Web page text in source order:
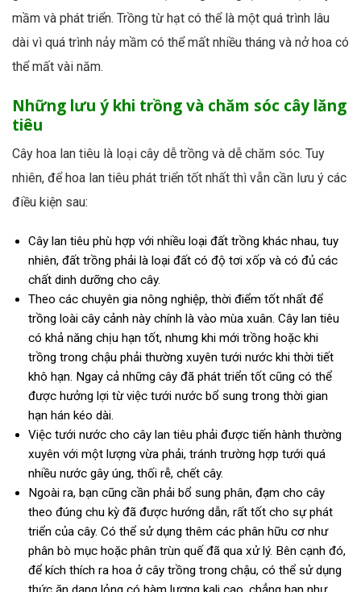
mầm và phát triển. Trồng từ hạt có thể là một quá trình lâu
dài vì quá trình nảy mầm có thể mất nhiều tháng và nở hoa có
thể mất vài năm.
Những lưu ý khi trồng và chăm sóc cây lăng
tiêu
Cây hoa lan tiêu là loại cây dễ trồng và dễ chăm sóc. Tuy
nhiên, để hoa lan tiêu phát triển tốt nhất thì vẫn cần lưu ý các
điều kiện sau:
Cây lan tiêu phù hợp với nhiều loại đất trồng khác nhau, tuy
nhiên, đất trồng phải là loại đất có độ tơi xốp và có đủ các
chất dinh dưỡng cho cây.
Theo các chuyên gia nông nghiệp, thời điểm tốt nhất để
trồng loài cây cảnh này chính là vào mùa xuân. Cây lan tiêu
có khả năng chịu hạn tốt, nhưng khi mới trồng hoặc khi
trồng trong chậu phải thường xuyên tưới nước khi thời tiết
khô hạn. Ngay cả những cây đã phát triển tốt cũng có thể
được hưởng lợi từ việc tưới nước bổ sung trong thời gian
hạn hán kéo dài.
Việc tưới nước cho cây lan tiêu phải được tiến hành thường
xuyên với một lượng vừa phải, tránh trường hợp tưới quá
nhiều nước gây úng, thối rễ, chết cây.
Ngoài ra, bạn cũng cần phải bổ sung phân, đạm cho cây
theo đúng chu kỳ đã được hướng dẫn, rất tốt cho sự phát
triển của cây. Có thể sử dụng thêm các phân hữu cơ như
phân bò mục hoặc phân trùn quế đã qua xử lý. Bên cạnh đó,
để kích thích ra hoa ở cây trồng trong chậu, có thể sử dụng